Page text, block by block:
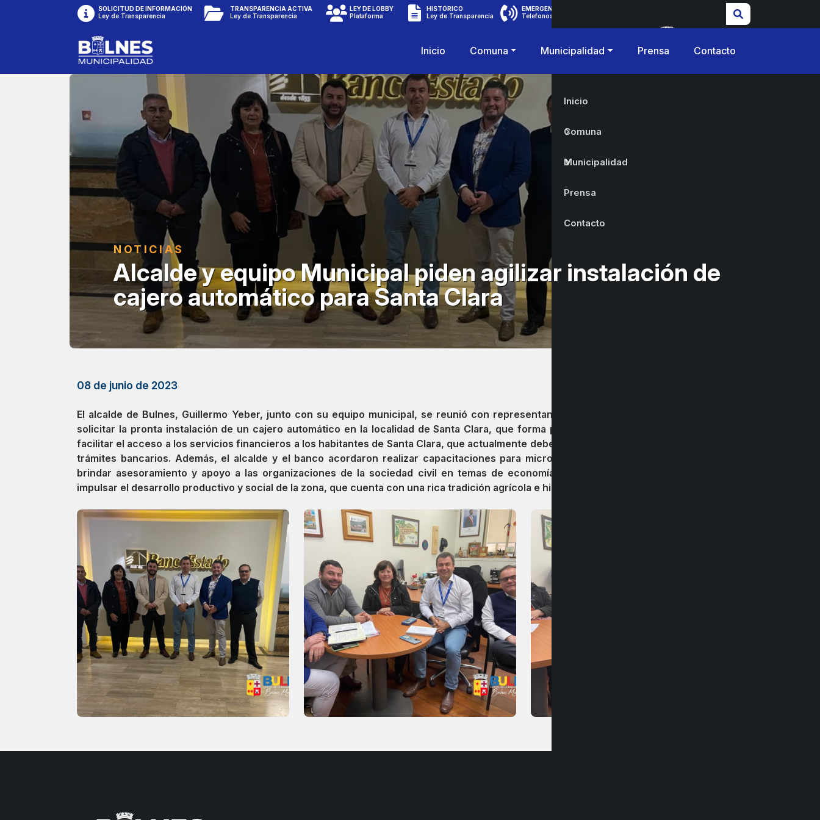
SOLICITUD DE INFORMACIÓN
Ley de Transparencia
TRANSPARENCIA ACTIVA
Ley de Transparencia
LEY DE LOBBY
Plataforma
HISTÓRICO
Ley de Transparencia
EMERGENCIAS
Telefonos
Inicio Comuna Municipalidad Prensa Contacto
NOTICIAS
Alcalde y equipo Municipal piden agilizar instalación de
cajero automático para Santa Clara
08 de junio de 2023
El alcalde de Bulnes, Guillermo Yeber, junto con su equipo municipal, se reunió con representantes del Banco Estado en Santiago para
solicitar la pronta instalación de un cajero automático en la localidad de Santa Clara, que forma parte de la comuna. Esta gestión busca
facilitar el acceso a los servicios financieros a los habitantes de Santa Clara, que actualmente deben trasladarse a Bulnes para realizar sus
trámites bancarios. Además, el alcalde y el banco acordaron realizar capacitaciones para microempresas y emprendedores, así como
brindar asesoramiento y apoyo a las organizaciones de la sociedad civil en temas de economía y tecnología. Estas iniciativas buscan
impulsar el desarrollo productivo y social de la zona, que cuenta con una rica tradición agrícola e histórica.
Inicio
Comuna
Municipalidad
Prensa
Contacto